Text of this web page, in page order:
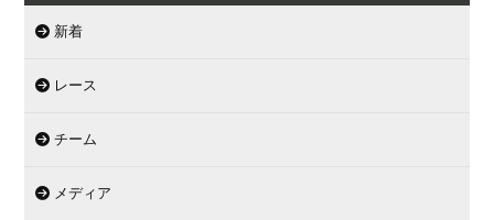
新着
レース
チーム
メディア